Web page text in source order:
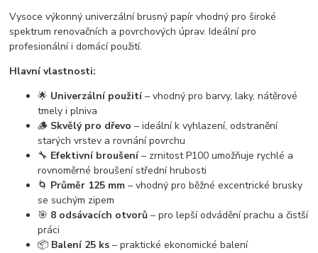
Vysoce výkonný univerzální brusný papír vhodný pro široké
spektrum renovačních a povrchových úprav. Ideální pro
profesionální i domácí použití.
Hlavní vlastnosti:
🌟 Univerzální použití– vhodný pro barvy, laky, nátěrové
tmely i plniva
🪵 Skvělý pro dřevo – ideální k vyhlazení, odstranění
starých vrstev a rovnání povrchu
🔧 Efektivní broušení– zrnitost P100 umožňuje rychlé a
rovnoměrné broušení střední hrubosti
🌀 Průměr 125 mm – vhodný pro běžné excentrické brusky
se suchým zipem
🎯 8 odsávacích otvorů – pro lepší odvádění prachu a čistší
práci
📦 Balení 25 ks – praktické ekonomické balení